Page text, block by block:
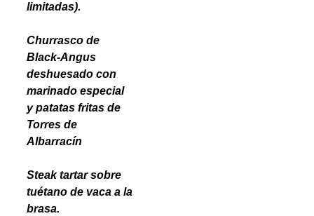
limitadas).
Churrasco de
Black-Angus
deshuesado con
marinado especial
y patatas fritas de
Torres de
Albarracín
Steak tartar sobre
tuétano de vaca a la
brasa.